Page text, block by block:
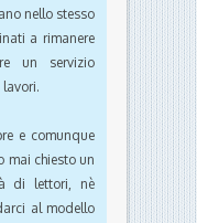
nello stesso
a rimanere
un servizio
e comunque
mai chiesto un
di lettori, nè
al modello